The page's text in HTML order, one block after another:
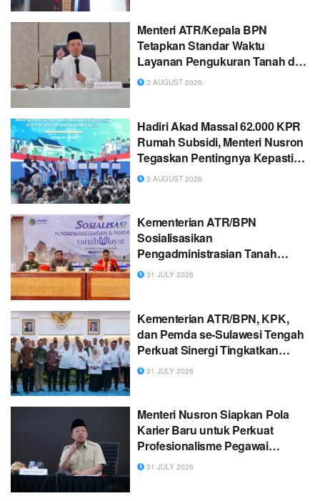
Menteri ATR/Kepala BPN
Tetapkan Standar Waktu
Layanan Pengukuran Tanah dan
Peralihan Hak
3 AUGUST 2026
Hadiri Akad Massal 62.000 KPR
Rumah Subsidi, Menteri Nusron
Tegaskan Pentingnya Kepastian
Hukum atas Tanah
3 AUGUST 2026
Kementerian ATR/BPN
Sosialisasikan
Pengadministrasian Tanah
Ulayat untuk Perkuat
31 JULY 2026
Kementerian ATR/BPN, KPK,
dan Pemda se-Sulawesi Tengah
Perkuat Sinergi Tingkatkan
Pelayanan Publik dan
31 JULY 2026
Menteri Nusron Siapkan Pola
Karier Baru untuk Perkuat
Profesionalisme Pegawai
ATR/BPN
31 JULY 2026